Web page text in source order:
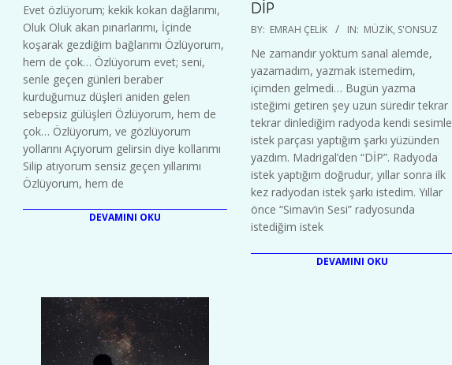
Evet özlüyorum; kekik kokan dağlarımı,
Oluk Oluk akan pınarlarımı, İçinde
koşarak gezdiğim bağlarımı Özlüyorum,
hem de çok… Özlüyorum evet; seni,
senle geçen günleri beraber
kurduğumuz düşleri aniden gelen
sebepsiz gülüşleri Özlüyorum, hem de
çok… Özlüyorum, ve gözlüyorum
yollarını Açıyorum gelirsin diye kollarımı
Silip atıyorum sensiz geçen yıllarımı
Özlüyorum, hem de
DEVAMINI OKU
DİP
2022-
10
BY: EMRAH ÇELIK IN: MÜZIK, S'ONSUZ
Ne zamandır yoktum sanal alemde,
yazamadım, yazmak istemedim,
içimden gelmedi… Bugün yazma
isteğimi getiren şey uzun süredir tekrar
tekrar dinlediğim radyoda kendi sesimle
istek parçası yaptığım şarkı yüzünden
yazdım. Madrigal’den “DİP”. Radyoda
istek yaptığım doğrudur, yıllar sonra ilk
kez radyodan istek şarkı istedim. Yıllar
önce “Simav’ın Sesi” radyosunda
istediğim istek
DEVAMINI OKU